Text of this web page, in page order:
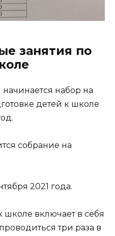
занятия по
набор на
детей к школе
собрание на
2021 года.
школе включает в себя
три раза в